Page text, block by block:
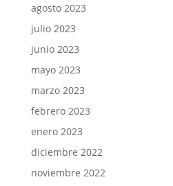
agosto 2023
julio 2023
junio 2023
mayo 2023
marzo 2023
febrero 2023
enero 2023
diciembre 2022
noviembre 2022